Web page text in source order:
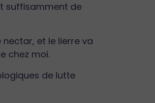
suffisamment de
et le lierre va
chez moi.
de lutte